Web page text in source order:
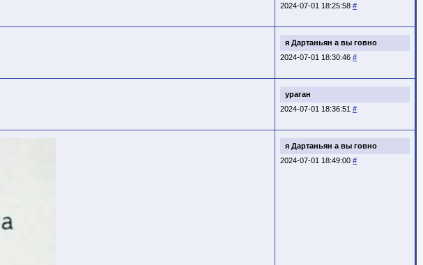
2024-07-01 18:25:58 #
я Дартаньян а вы говно
2024-07-01 18:30:46 #
ураган
2024-07-01 18:36:51 #
я Дартаньян а вы говно
2024-07-01 18:49:00 #